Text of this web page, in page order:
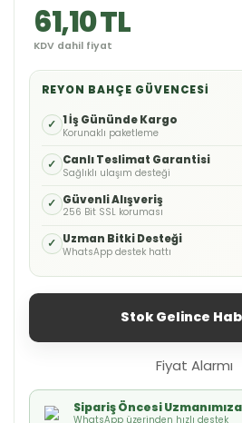
61,10 TL
KDV dahil fiyat
REYON BAHÇE GÜVENCESI
✓ 1 İş Gününde Kargo
Korunaklı paketleme
✓ Canlı Teslimat Garantisi
Sağlıklı ulaşım desteği
✓ Güvenli Alışveriş
256 Bit SSL koruması
✓ Uzman Bitki Desteği
WhatsApp destek hattı
Stok Gelince
Fiyat Alarmı
Sipariş Öncesi
WhatsApp üzerinden hızlı destek